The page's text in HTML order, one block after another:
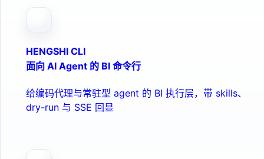
HENGSHI CLI
面向 AI Agent 的 BI 命令行
给编码代理与常驻型 agent 的 BI 执行层，带 skills、
dry-run 与 SSE 回显